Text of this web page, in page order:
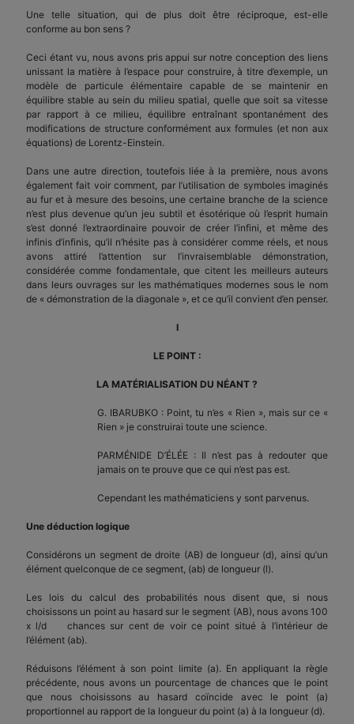
Une telle situation, qui de plus doit être réciproque, est-elle
conforme au bon sens ?
Ceci étant vu, nous avons pris appui sur notre conception des liens
unissant la matière à l’espace pour construire, à titre d’exemple, un
modèle de particule élémentaire capable de se maintenir en
équilibre stable au sein du milieu spatial, quelle que soit sa vitesse
par rapport à ce milieu, équilibre entraînant spontanément des
modifications de structure conformément aux formules (et non aux
équations) de Lorentz-Einstein.
Dans une autre direction, toutefois liée à la première, nous avons
également fait voir comment, par l’utilisation de symboles imaginés
au fur et à mesure des besoins, une certaine branche de la science
n’est plus devenue qu’un jeu subtil et ésotérique où l’esprit humain
s’est donné l’extraordinaire pouvoir de créer l’infini, et même des
infinis d’infinis, qu’il n’hésite pas à considérer comme réels, et nous
avons attiré l’attention sur l’invraisemblable démonstration,
considérée comme fondamentale, que citent les meilleurs auteurs
dans leurs ouvrages sur les mathématiques modernes sous le nom
de « démonstration de la diagonale », et ce qu’il convient d’en penser.
I
LE POINT :
LA MATÉRIALISATION DU NÉANT ?
G. IBARUBKO : Point, tu n’es « Rien », mais sur ce «
Rien » je construirai toute une science.
PARMÉNIDE D’ÉLÉE : Il n’est pas à redouter que
jamais on te prouve que ce qui n’est pas est.
Cependant les mathématiciens y sont parvenus.
Une déduction logique
Considérons un segment de droite (AB) de longueur (d), ainsi qu’un
élément quelconque de ce segment, (ab) de longueur (l).
Les lois du calcul des probabilités nous disent que, si nous
choisissons un point au hasard sur le segment (AB), nous avons 100
x l/d chances sur cent de voir ce point situé à l’intérieur de
l’élément (ab).
Réduisons l’élément à son point limite (a). En appliquant la règle
précédente, nous avons un pourcentage de chances que le point
que nous choisissons au hasard coïncide avec le point (a)
proportionnel au rapport de la longueur du point (a) à la longueur (d).